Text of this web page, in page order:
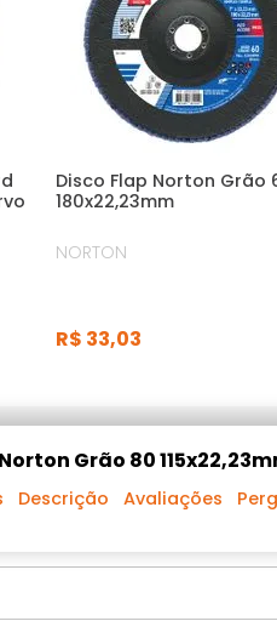
Disco Flap Norton Grão
180x22,23mm
NORTON
R$ 33,03
Grão 80
Descrição Avaliações